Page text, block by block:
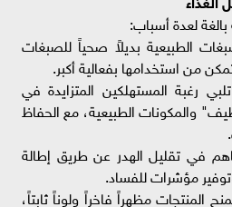
لعدة أسباب:
الطبيعية بديلاً صحياً للصبغات
من استخدامها بفعالية أكبر.
رغبة المستهلكين المتزايدة في
والمكونات الطبيعية، مع الحفاظ
في تقليل الهدر عن طريق إطالة
مؤشرات للفساد.
المنتجات مظهراً فاخراً ولوناً ثابتاً،